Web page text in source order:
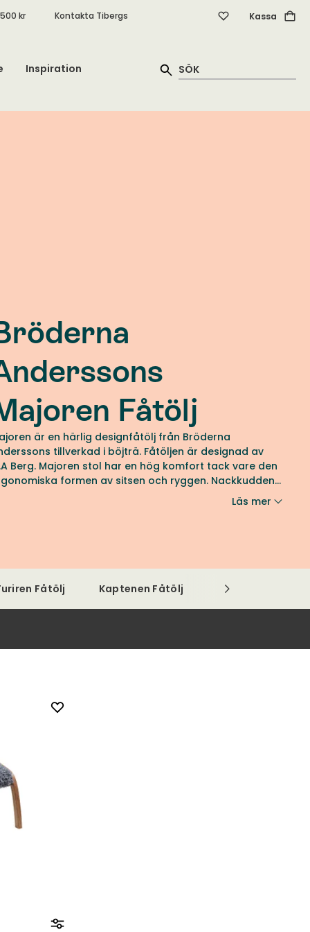
kr Kontakta Tibergs Kassa
Inspiration
Fåtölj
är en härlig designfåtölj från Bröderna
tillverkad i böjträ. Fåtöljen är designad av
stol har en hög komfort tack vare den
formen av sitsen och ryggen. Nackkudden
justerbar och kan anpassas efter kroppslängd.Läs mer
Fåtölj Kaptenen Fåtölj